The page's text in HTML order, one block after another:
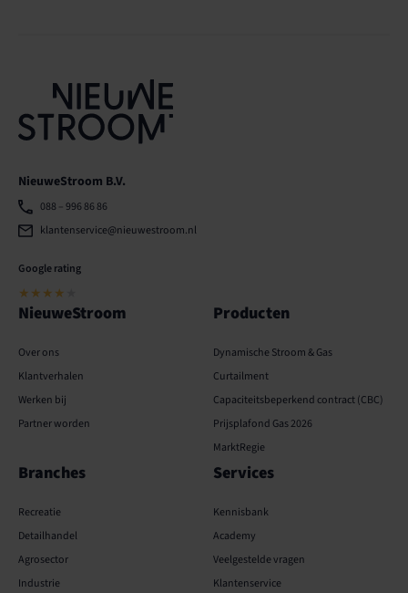
NieuweStroom B.V.
088 – 996 86 86
klantenservice@nieuwestroom.nl
Google rating
★★★★
NieuweStroom
Over ons
Klantverhalen
Werken bij
Partner worden
Producten
Dynamische Stroom & Gas
Curtailment
Capaciteits­­beperkend contract (CBC)
Prijsplafond Gas 2026
MarktRegie
Branches
Recreatie
Detailhandel
Agrosector
Industrie
Services
Kennisbank
Academy
Veelgestelde vragen
Klantenservice